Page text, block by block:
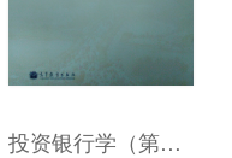
投资银行学（第三版）（新封面）